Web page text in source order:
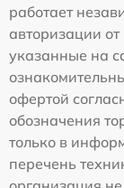
работает
авторизации
указанные на
офертой
обозначения
только в
перечень